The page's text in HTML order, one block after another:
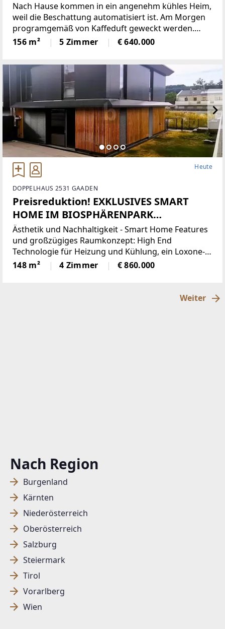
Nach Region
Burgenland
Kärnten
Niederösterreich
Oberösterreich
Salzburg
Steiermark
Tirol
Vorarlberg
Wien
Nach Hause kommen in ein angenehm kühles Heim,
weil die Beschattung automatisiert ist. Am Morgen
programgemäß von Kaffeduft geweckt werden.
Oben im Studio bei passender Klimatisierung im
Home Office arbeiten. Und dann den geräumigen
156 m² 5 Zimmer € 640.000
Heute
DOPPELHAUS 2531 GAADEN
Preisreduktion! EXKLUSIVES SMART
HOME IM BIOSPHÄRENPARK
WIENERWALD - BEZUGSFERTIG
Ästhetik und Nachhaltigkeit - Smart Home Features
und großzügiges Raumkonzept: High End
Technologie für Heizung und Kühlung, ein Loxone-
System zur individuellen Steuerung, ein
Beleuchtungskonzept mit hohem Anteil an
148 m² 4 Zimmer € 860.000
Weiter